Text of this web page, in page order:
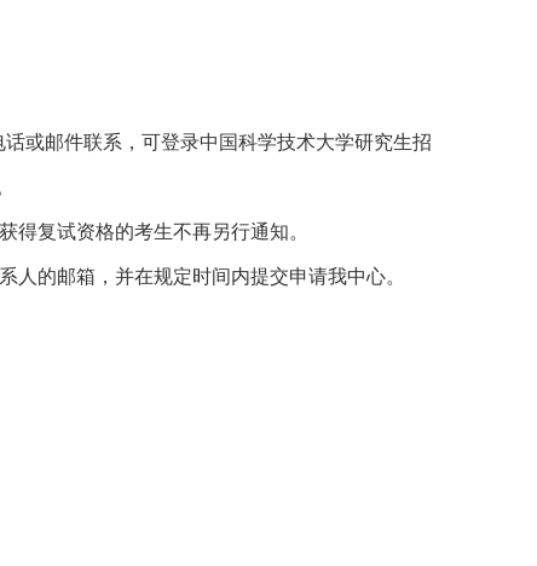
话或邮件联系，可登录中国科学技术大学研究生招
得复试资格的考生不再另行通知。
的邮箱，并在规定时间内提交申请我中心。